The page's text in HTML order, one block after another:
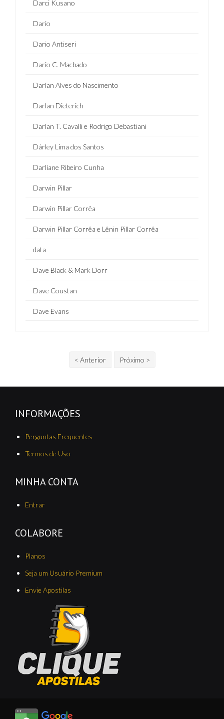
Darci Kusano
Dario
Dario Antiseri
Dario C. Macbado
Darlan Alves do Nascimento
Darlan Dieterich
Darlan T. Cavalli e Rodrigo Debastiani
Dárley Lima dos Santos
Darliane Ribeiro Cunha
Darwin Pillar
Darwin Pillar Corrêa
Darwin Pillar Corrêa e Lênin Pillar Corrêa
data
Dave Black & Mark Dorr
Dave Coustan
Dave Evans
< Anterior Próximo >
INFORMAÇÕES
Perguntas Frequentes
Termos de Uso
MINHA CONTA
Entrar
COLABORE
Planos
Seja um Usuário Premium
Envie Apostilas